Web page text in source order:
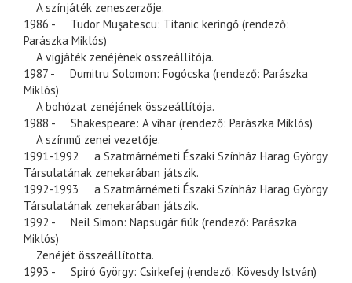
A színjáték zeneszerzője.
1986 - Tudor Muşatescu: Titanic keringő (rendező:
Parászka Miklós)
A vígjáték zenéjének összeállítója.
1987 - Dumitru Solomon: Fogócska (rendező: Parászka
Miklós)
A bohózat zenéjének összeállítója.
1988 - Shakespeare: A vihar (rendező: Parászka Miklós)
A színmű zenei vezetője.
1991-1992 a Szatmárnémeti Északi Színház Harag György
Társulatának zenekarában játszik.
1992-1993 a Szatmárnémeti Északi Színház Harag György
Társulatának zenekarában játszik.
1992 - Neil Simon: Napsugár fiúk (rendező: Parászka
Miklós)
Zenéjét összeállította.
1993 - Spiró György: Csirkefej (rendező: Kövesdy István)